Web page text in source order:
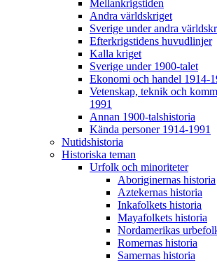
Mellankrigstiden
Andra världskriget
Sverige under andra
Efterkrigstidens huvudlinjer
Kalla kriget
Sverige under 1900-talet
Ekonomi och handel 1914-
Vetenskap, teknik och
1991
Annan 1900-talshistoria
Kända personer 1914-1991
Nutidshistoria
Historiska teman
Urfolk och minoriteter
Aboriginernas historia
Aztekernas historia
Inkafolkets historia
Mayafolkets historia
Nordamerikas
Romernas historia
Samernas historia